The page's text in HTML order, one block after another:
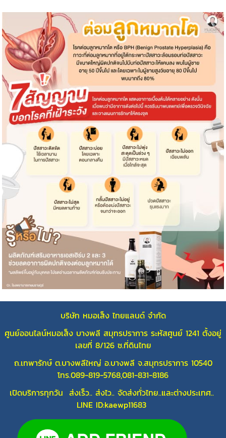
บริษัท หมอเส็ง ไทยแลนด์ จำกัด
ศูนย์ออนไลน์หมอเส็ง บางพลี สมุทรปราการ ระหัสศูนย์ 1241 ตั้งอยู่
เลขที่ 8/126 ซ.ที่ดินไทย
ถ.เทพารักษ์ ต.บางพลีใหญ่ อ.บางพลี จ.สมุทรปราการ 10540
โทร.089-819-5768,081-831-8186
เปิดบริการทุกวัน ส่งเร็ว.. ส่งไว.. จัดส่งทั่วไทย..และต่างประเทศ..
LINE ID:kaewp11683